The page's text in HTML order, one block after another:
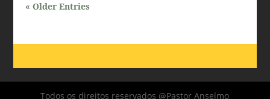
« Older Entries
Todos os direitos reservados @Pastor Anselmo